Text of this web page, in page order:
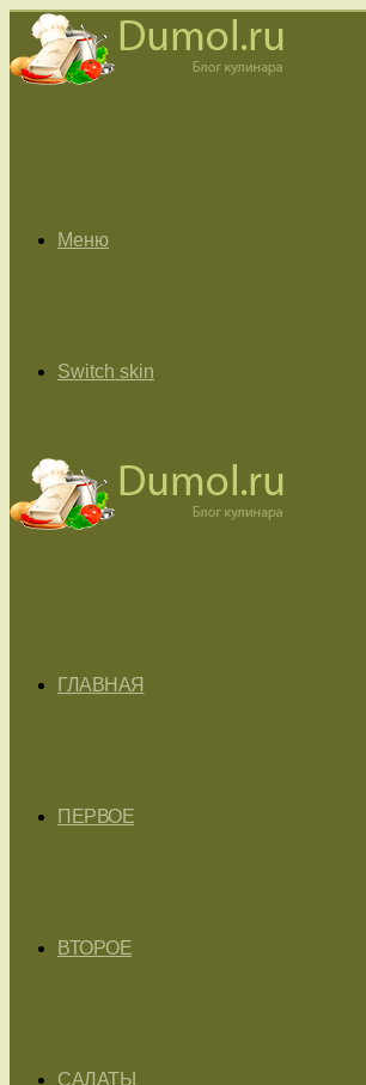
Меню
Switch skin
ГЛАВНАЯ
ПЕРВОЕ
ВТОРОЕ
САЛАТЫ